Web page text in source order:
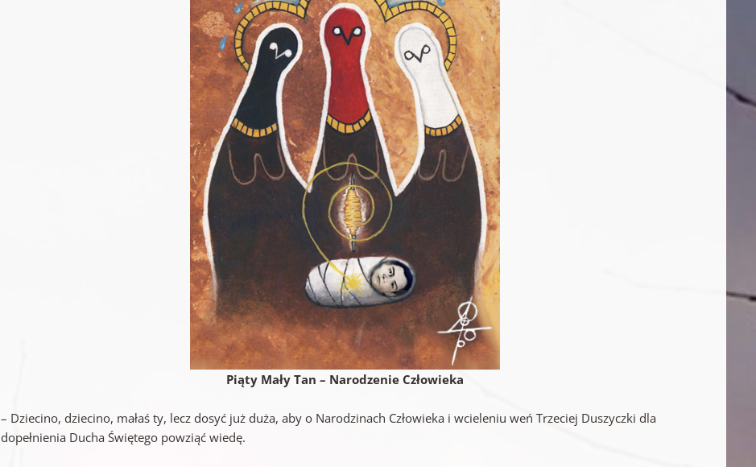
Piąty Mały Tan – Narodzenie Człowieka
– Dziecino, dziecino, małaś ty, lecz dosyć już duża, aby o Narodzinach Człowieka i wcieleniu weń Trzeciej Duszyczki dla
dopełnienia Ducha Świętego powziąć wiedę.